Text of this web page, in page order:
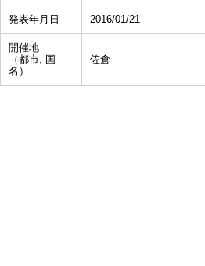
発表年月日 2016/01/21
開催地
（都市, 国
名）
佐倉